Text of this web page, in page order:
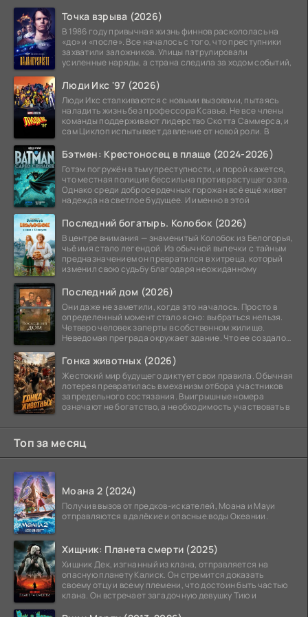
Точка взрыва (2026)
В 1986 году привычная жизнь финнов раскололась на
«до» и «после». Все началось с того, что преступники
захватили заложников. Улицы патрулировали
усиленные наряды, а страна следила за ходом событий,
Люди Икс '97 (2026)
Люди Икс сталкиваются с новыми вызовами, пытаясь
наладить жизнь без профессора Ксавье. Не все члены
команды поддерживают лидерство Скотта Саммерса, и
сам Циклоп испытывает давление от новой роли. В
Бэтмен: Крестоносец в плаще (2024-2026)
Готэм погружён в тьму преступности, и порой кажется,
что местная полиция бессильна против растущего зла.
Однако среди добросердечных горожан всё ещё живет
надежда на светлое будущее. И именно в этой
Последний богатырь. Колобок (2026)
В центре внимания — знаменитый Колобок из Белогорья,
чьё имя стало легендой. Из обычной выпечки с тайным
предназначением он превратился в хитреца, который
изменил свою судьбу благодаря неожиданному
Последний дом (2026)
Они даже не заметили, когда это началось. Просто в
определенный момент стало ясно: выбраться нельзя.
Четверо человек заперты в собственном жилище.
Неведомая преграда окружает здание. Что ее создало
Гонка животных (2026)
Жестокий мир будущего диктует свои правила. Обычная
лотерея превратилась в механизм отбора участников
запредельного состязания. Выигрышные номера
означают не богатство, а необходимость участвовать в
Топ за месяц
Моана 2 (2024)
Получив вызов от предков-искателей, Моана и Мауи
отправляются в далёкие и опасные воды Океании.
Хищник: Планета смерти (2025)
Хищник Дек, изгнанный из клана, отправляется на
опасную планету Калиск. Он стремится доказать
своему отцу и всему племени, что достоин быть частью
клана. Он встречает загадочную девушку Тию и